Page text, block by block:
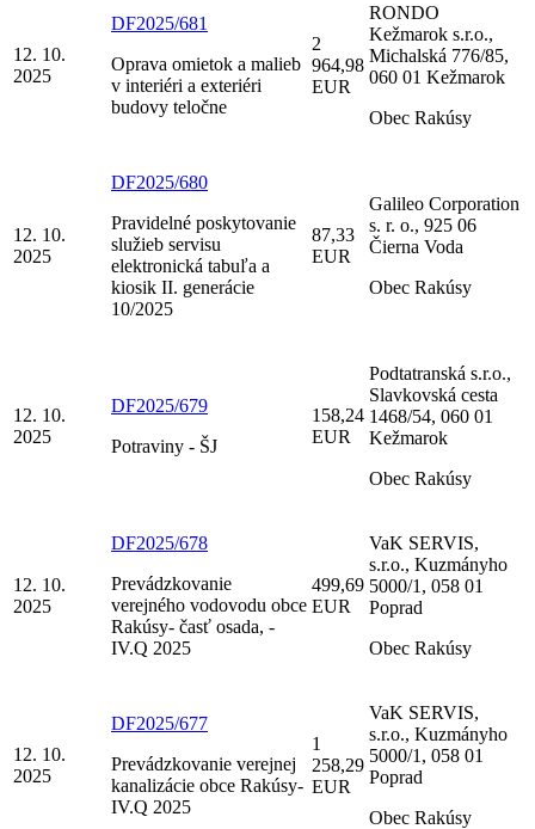
12. 10.
2025
DF2025/681
Oprava omietok a malieb
v interiéri a exteriéri
budovy teločne
2
964,98
EUR
RONDO
Kežmarok s.r.o.,
Michalská 776/85,
060 01 Kežmarok
Obec Rakúsy
12. 10.
2025
DF2025/680
Pravidelné poskytovanie
služieb servisu
elektronická tabuľa a
kiosik II. generácie
10/2025
87,33
EUR
Galileo Corporation
s. r. o., 925 06
Čierna Voda
Obec Rakúsy
12. 10.
2025
DF2025/679
Potraviny - ŠJ
158,24
EUR
Podtatranská s.r.o.,
Slavkovská cesta
1468/54, 060 01
Kežmarok
Obec Rakúsy
12. 10.
2025
DF2025/678
Prevádzkovanie
verejného vodovodu obce
Rakúsy- časť osada, -
IV.Q 2025
499,69
EUR
VaK SERVIS,
s.r.o., Kuzmányho
5000/1, 058 01
Poprad
Obec Rakúsy
12. 10.
2025
DF2025/677
Prevádzkovanie verejnej
kanalizácie obce Rakúsy-
IV.Q 2025
1
258,29
EUR
VaK SERVIS,
s.r.o., Kuzmányho
5000/1, 058 01
Poprad
Obec Rakúsy